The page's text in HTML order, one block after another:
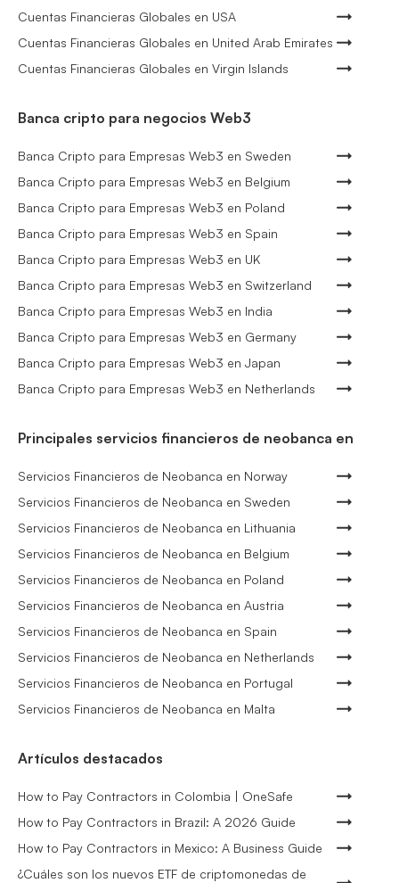
Cuentas Financieras Globales en USA
Cuentas Financieras Globales en United Arab Emirates
Cuentas Financieras Globales en Virgin Islands
Banca cripto para negocios Web3
Banca Cripto para Empresas Web3 en Sweden
Banca Cripto para Empresas Web3 en Belgium
Banca Cripto para Empresas Web3 en Poland
Banca Cripto para Empresas Web3 en Spain
Banca Cripto para Empresas Web3 en UK
Banca Cripto para Empresas Web3 en Switzerland
Banca Cripto para Empresas Web3 en India
Banca Cripto para Empresas Web3 en Germany
Banca Cripto para Empresas Web3 en Japan
Banca Cripto para Empresas Web3 en Netherlands
Principales servicios financieros de neobanca en
Servicios Financieros de Neobanca en Norway
Servicios Financieros de Neobanca en Sweden
Servicios Financieros de Neobanca en Lithuania
Servicios Financieros de Neobanca en Belgium
Servicios Financieros de Neobanca en Poland
Servicios Financieros de Neobanca en Austria
Servicios Financieros de Neobanca en Spain
Servicios Financieros de Neobanca en Netherlands
Servicios Financieros de Neobanca en Portugal
Servicios Financieros de Neobanca en Malta
Artículos destacados
How to Pay Contractors in Colombia | OneSafe
How to Pay Contractors in Brazil: A 2026 Guide
How to Pay Contractors in Mexico: A Business Guide
¿Cuáles son los nuevos ETF de criptomonedas de